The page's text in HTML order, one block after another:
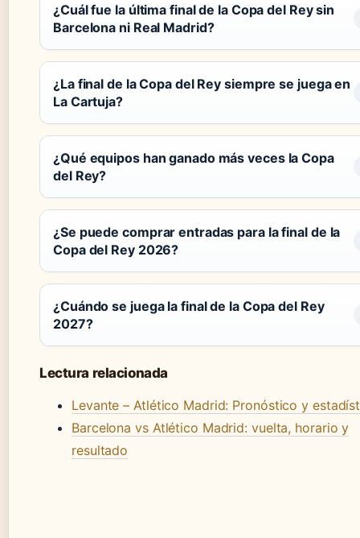
¿Cuál fue la última final de la Copa del Rey sin
Barcelona ni Real Madrid?
¿La final de la Copa del Rey siempre se juega en
La Cartuja?
¿Qué equipos han ganado más veces la Copa
del Rey?
¿Se puede comprar entradas para la final de la
Copa del Rey 2026?
¿Cuándo se juega la final de la Copa del Rey
2027?
Lectura relacionada
Levante – Atlético Madrid: Pronóstico y
Barcelona vs Atlético Madrid: vuelta, horario y
resultado